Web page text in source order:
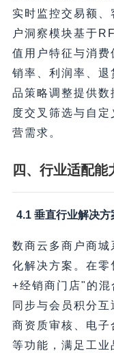
实时监控交易额、
户洞察模块基于
值用户特征与消费
销率、利润率、
品策略调整提供数
度交叉筛选与自
营需求。
四、行业适配能
4.1 垂直行业解决方
数商云多商户商城
化解决方案。在
+经销商门店"的混
同步与会员积分
商资质审核、电
等功能，满足工业